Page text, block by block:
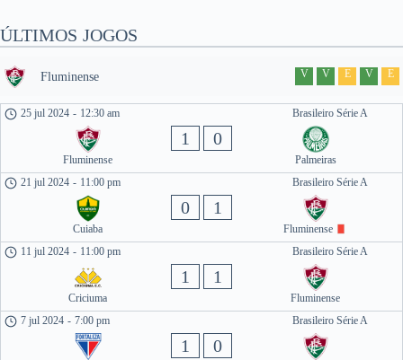
ÚLTIMOS JOGOS
Fluminense V V E V E
Brasileiro Série A
25 jul 2024 - 12:30 am
Fluminense
1 0
Palmeiras
Brasileiro Série A
21 jul 2024 - 11:00 pm
Cuiaba
0 1
Fluminense
Brasileiro Série A
11 jul 2024 - 11:00 pm
Criciuma
1 1
Fluminense
Brasileiro Série A
7 jul 2024 - 7:00 pm
1 0